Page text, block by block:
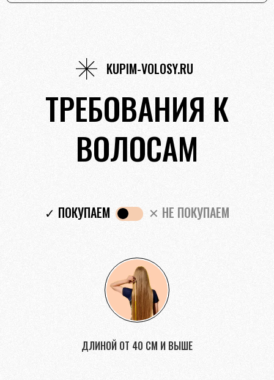
KUPIM-VOLOSY.RU
ТРЕБОВАНИЯ К
ВОЛОСАМ
✓ ПОКУПАЕМ ✕ НЕ ПОКУПАЕМ
ДЛИНОЙ ОТ 40 СМ И ВЫШЕ